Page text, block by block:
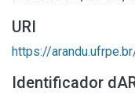
URI
https://
Identificador